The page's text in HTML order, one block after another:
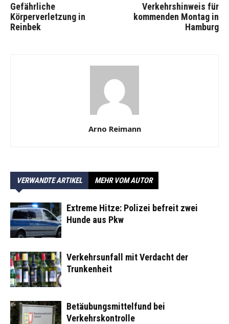
Gefährliche
Körperverletzung in
Reinbek
Verkehrshinweis für
kommenden Montag in
Hamburg
Arno Reimann
VERWANDTE ARTIKEL MEHR VOM AUTOR
Extreme Hitze: Polizei befreit zwei
Hunde aus Pkw
Verkehrsunfall mit Verdacht der
Trunkenheit
Betäubungsmittelfund bei
Verkehrskontrolle